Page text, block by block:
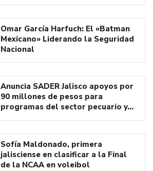
Omar García Harfuch: El «Batman
Mexicano» Liderando la Seguridad
Nacional
Anuncia SADER Jalisco apoyos por
90 millones de pesos para
programas del sector pecuario y…
Sofía Maldonado, primera
jalisciense en clasificar a la Final
de la NCAA en voleibol